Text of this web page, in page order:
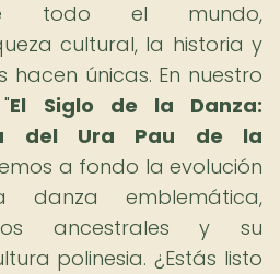
todo el mundo,
cultural, la historia y
hacen únicas. En nuestro
El Siglo de la Danza:
del Ura Pau de la
a fondo la evolución
emblemática,
ancestrales y su
polinesia. ¿Estás listo